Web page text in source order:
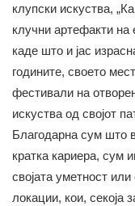
клупски искуства,
клучни артефакти на
каде што и јас
годините, своето
фестивали на
искуства од својот
Благодарна сум што
кратка кариера, сум
својата уметност
локации, кои, секоја